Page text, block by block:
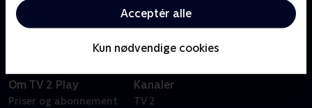
Acceptér alle
Kun nødvendige cookies
med teatret, Valdemar på 5 år, som vi følger til
optagelsesprøven og Schonan på 16 år, der har
meget at leve op til, da han er barn af to solodansere.
oplev deres liv som børn af balletten.
Om TV 2 Play
Priser og abonnement
Kanaler
TV 2